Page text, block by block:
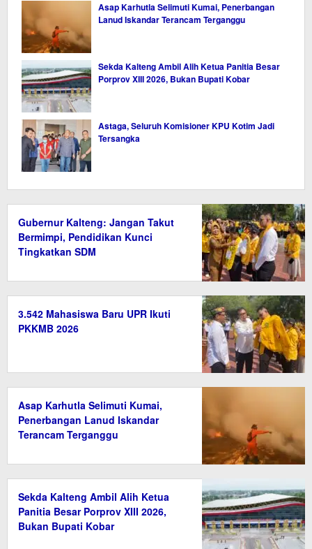
Asap Karhutla Selimuti Kumai, Penerbangan
Lanud Iskandar Terancam Terganggu
Sekda Kalteng Ambil Alih Ketua Panitia Besar
Porprov XIII 2026, Bukan Bupati Kobar
Astaga, Seluruh Komisioner KPU Kotim Jadi
Tersangka
Gubernur Kalteng: Jangan Takut
Bermimpi, Pendidikan Kunci
Tingkatkan SDM
3.542 Mahasiswa Baru UPR Ikuti
PKKMB 2026
Asap Karhutla Selimuti Kumai,
Penerbangan Lanud Iskandar
Terancam Terganggu
Sekda Kalteng Ambil Alih Ketua
Panitia Besar Porprov XIII 2026,
Bukan Bupati Kobar